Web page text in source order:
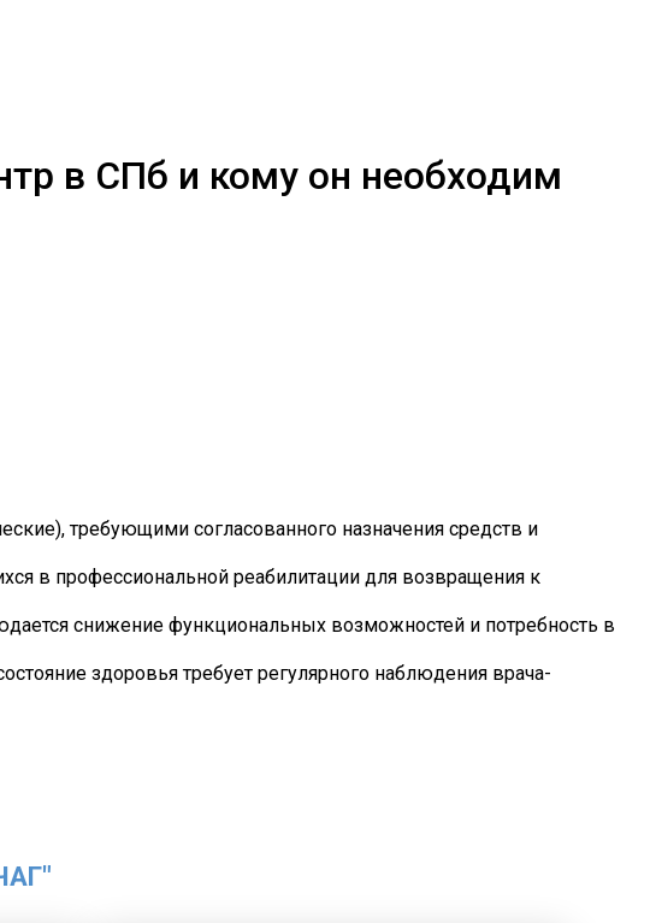
в СПб и кому он необходим
), требующими согласованного назначения средств и
в профессиональной реабилитации для возвращения к
снижение функциональных возможностей и потребность в
здоровья требует регулярного наблюдения врача-